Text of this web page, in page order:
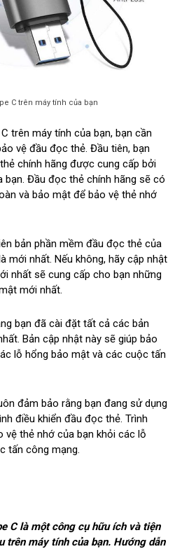
C trên máy tính của bạn
trên máy tính của bạn, bạn cần
vệ đầu đọc thẻ. Đầu tiên, bạn
chính hãng được cung cấp bởi
bạn. Đầu đọc thẻ chính hãng sẽ có
và bảo mật để bảo vệ thẻ nhớ
bản phần mềm đầu đọc thẻ của
mới nhất. Nếu không, hãy cập nhật
nhất sẽ cung cấp cho bạn những
mới nhất.
bạn đã cài đặt tất cả các bản
Bản cập nhật này sẽ giúp bảo
lỗ hổng bảo mật và các cuộc tấn
đảm bảo rằng bạn đang sử dụng
điều khiển đầu đọc thẻ. Trình
vệ thẻ nhớ của bạn khỏi các lỗ
tấn công mạng.
C là một công cụ hữu ích và tiện
trên máy tính của bạn. Hướng dẫn